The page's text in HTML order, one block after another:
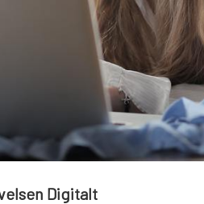
Digitalt